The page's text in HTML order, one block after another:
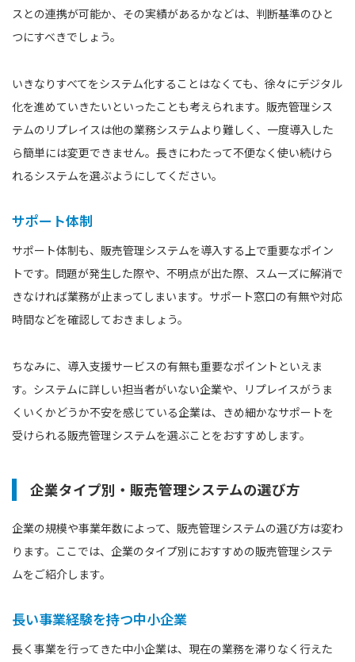
スとの連携が可能か、その実績があるかなどは、判断基準のひと
つにすべきでしょう。
いきなりすべてをシステム化することはなくても、徐々にデジタル
化を進めていきたいといったことも考えられます。販売管理シス
テムのリプレイスは他の業務システムより難しく、一度導入した
ら簡単には変更できません。長きにわたって不便なく使い続けら
れるシステムを選ぶようにしてください。
サポート体制
サポート体制も、販売管理システムを導入する上で重要なポイン
トです。問題が発生した際や、不明点が出た際、スムーズに解消で
きなければ業務が止まってしまいます。サポート窓口の有無や対応
時間などを確認しておきましょう。
ちなみに、導入支援サービスの有無も重要なポイントといえま
す。システムに詳しい担当者がいない企業や、リプレイスがうま
くいくかどうか不安を感じている企業は、きめ細かなサポートを
受けられる販売管理システムを選ぶことをおすすめします。
企業タイプ別・販売管理システムの選び方
企業の規模や事業年数によって、販売管理システムの選び方は変わ
ります。ここでは、企業のタイプ別におすすめの販売管理システ
ムをご紹介します。
長い事業経験を持つ中小企業
長く事業を行ってきた中小企業は、現在の業務を滞りなく行えた